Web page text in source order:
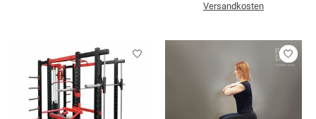
Versandkosten